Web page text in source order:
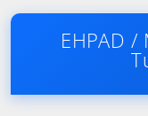
EHPAD